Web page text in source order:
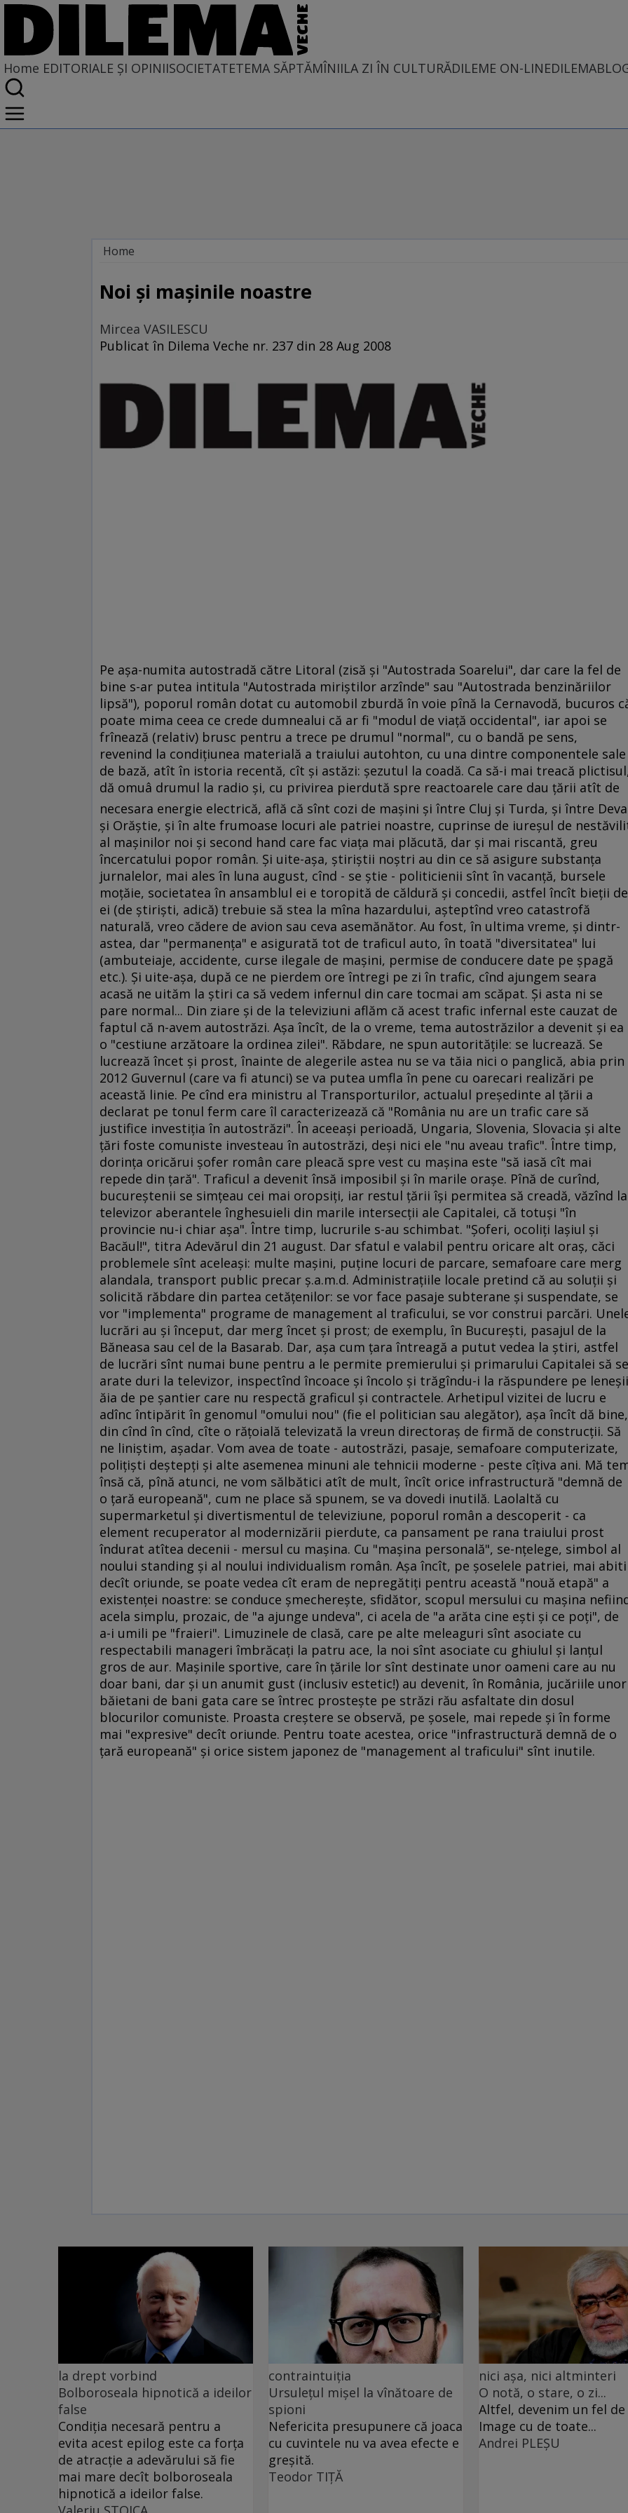
Home EDITORIALE ȘI OPINIISOCIETATETEMA SĂPTĂMÎNIILA ZI ÎN CULTURĂDILEME ON-LINE
Home
SITUAȚIUNEA
Noi şi maşinile noastre
Mircea VASILESCU
Publicat în Dilema Veche nr. 237 din 28 Aug 2008
Pe aşa-numita autostradă către Litoral (zisă şi "Autostrada Soarelui", dar care la fel de
bine s-ar putea intitula "Autostrada miriştilor arzînde" sau "Autostrada benzinăriilor
lipsă"), poporul român dotat cu automobil zburdă în voie pînă la Cernavodă, bucuros
poate mima ceea ce crede dumnealui că ar fi "modul de viaţă occidental", iar apoi se
frînează (relativ) brusc pentru a trece pe drumul "normal", cu o bandă pe sens,
revenind la condiţiunea materială a traiului autohton, cu una dintre componentele sale
de bază, atît în istoria recentă, cît şi astăzi: şezutul la coadă. Ca să-i mai treacă
dă omuâ drumul la radio şi, cu privirea pierdută spre reactoarele care dau ţării atît de
necesara energie electrică, află că sînt cozi de maşini şi între Cluj şi Turda, şi între Deva
şi Orăştie, şi în alte frumoase locuri ale patriei noastre, cuprinse de iureşul de
al maşinilor noi şi second hand care fac viaţa mai plăcută, dar şi mai riscantă, greu
încercatului popor român. Şi uite-aşa, ştiriştii noştri au din ce să asigure substanţa
jurnalelor, mai ales în luna august, cînd - se ştie - politicienii sînt în vacanţă, bursele
moţăie, societatea în ansamblul ei e toropită de căldură şi concedii, astfel încît bieţii de
ei (de ştirişti, adică) trebuie să stea la mîna hazardului, aşteptînd vreo catastrofă
naturală, vreo cădere de avion sau ceva asemănător. Au fost, în ultima vreme, şi dintr-
astea, dar "permanenţa" e asigurată tot de traficul auto, în toată "diversitatea" lui
(ambuteiaje, accidente, curse ilegale de maşini, permise de conducere date pe şpagă
etc.). Şi uite-aşa, după ce ne pierdem ore întregi pe zi în trafic, cînd ajungem seara
acasă ne uităm la ştiri ca să vedem infernul din care tocmai am scăpat. Şi asta ni se
pare normal... Din ziare şi de la televiziuni aflăm că acest trafic infernal este cauzat de
faptul că n-avem autostrăzi. Aşa încît, de la o vreme, tema autostrăzilor a devenit şi ea
o "cestiune arzătoare la ordinea zilei". Răbdare, ne spun autorităţile: se lucrează. Se
lucrează încet şi prost, înainte de alegerile astea nu se va tăia nici o panglică, abia prin
2012 Guvernul (care va fi atunci) se va putea umfla în pene cu oarecari realizări pe
această linie. Pe cînd era ministru al Transporturilor, actualul preşedinte al ţării a
declarat pe tonul ferm care îl caracterizează că "România nu are un trafic care să
justifice investiţia în autostrăzi". În aceeaşi perioadă, Ungaria, Slovenia, Slovacia şi alte
ţări foste comuniste investeau în autostrăzi, deşi nici ele "nu aveau trafic". Între timp,
dorinţa oricărui şofer român care pleacă spre vest cu maşina este "să iasă cît mai
repede din ţară". Traficul a devenit însă imposibil şi în marile oraşe. Pînă de curînd,
bucureştenii se simţeau cei mai oropsiţi, iar restul ţării îşi permitea să creadă, văzînd la
televizor aberantele înghesuieli din marile intersecţii ale Capitalei, că totuşi "în
provincie nu-i chiar aşa". Între timp, lucrurile s-au schimbat. "Şoferi, ocoliţi Iaşiul şi
Bacăul!", titra Adevărul din 21 august. Dar sfatul e valabil pentru oricare alt oraş, căci
problemele sînt aceleaşi: multe maşini, puţine locuri de parcare, semafoare care merg
alandala, transport public precar ş.a.m.d. Administraţiile locale pretind că au soluţii şi
solicită răbdare din partea cetăţenilor: se vor face pasaje subterane şi suspendate, se
vor "implementa" programe de management al traficului, se vor construi parcări.
lucrări au şi început, dar merg încet şi prost; de exemplu, în Bucureşti, pasajul de la
Băneasa sau cel de la Basarab. Dar, aşa cum ţara întreagă a putut vedea la ştiri, astfel
de lucrări sînt numai bune pentru a le permite premierului şi primarului Capitalei să se
arate duri la televizor, inspectînd încoace şi încolo şi trăgîndu-i la răspundere pe leneşii
ăia de pe şantier care nu respectă graficul şi contractele. Arhetipul vizitei de lucru e
adînc întipărit în genomul "omului nou" (fie el politician sau alegător), aşa încît dă bine,
din cînd în cînd, cîte o răţoială televizată la vreun directoraş de firmă de construcţii. Să
ne liniştim, aşadar. Vom avea de toate - autostrăzi, pasaje, semafoare computerizate,
poliţişti deştepţi şi alte asemenea minuni ale tehnicii moderne - peste cîţiva ani. Mă
însă că, pînă atunci, ne vom sălbătici atît de mult, încît orice infrastructură "demnă de
o ţară europeană", cum ne place să spunem, se va dovedi inutilă. Laolaltă cu
supermarketul şi divertismentul de televiziune, poporul român a descoperit - ca
element recuperator al modernizării pierdute, ca pansament pe rana traiului prost
îndurat atîtea decenii - mersul cu maşina. Cu "maşina personală", se-nţelege, simbol al
noului standing şi al noului individualism român. Aşa încît, pe şoselele patriei, mai
decît oriunde, se poate vedea cît eram de nepregătiţi pentru această "nouă etapă" a
existenţei noastre: se conduce şmechereşte, sfidător, scopul mersului cu maşina
acela simplu, prozaic, de "a ajunge undeva", ci acela de "a arăta cine eşti şi ce poţi", de
a-i umili pe "fraieri". Limuzinele de clasă, care pe alte meleaguri sînt asociate cu
respectabili manageri îmbrăcaţi la patru ace, la noi sînt asociate cu ghiulul şi lanţul
gros de aur. Maşinile sportive, care în ţările lor sînt destinate unor oameni care au nu
doar bani, dar şi un anumit gust (inclusiv estetic!) au devenit, în România, jucăriile unor
băietani de bani gata care se întrec prosteşte pe străzi rău asfaltate din dosul
blocurilor comuniste. Proasta creştere se observă, pe şosele, mai repede şi în forme
mai "expresive" decît oriunde. Pentru toate acestea, orice "infrastructură demnă de o
ţară europeană" şi orice sistem japonez de "management al traficului" sînt inutile.
la drept vorbind
Bolboroseala hipnotică a ideilor
false
Condiția necesară pentru a
evita acest epilog este ca forța
de atracție a adevărului să fie
mai mare decît bolboroseala
hipnotică a ideilor false.
contraintuiția
Ursulețul mișel la vînătoare de
spioni
Nefericita presupunere că joaca
cu cuvintele nu va avea efecte e
greșită.
Teodor TIŢĂ
nici așa, nici altminteri
O notă, o stare, o zi...
Altfel, devenim un fel de
Image cu de toate...
Andrei PLEŞU